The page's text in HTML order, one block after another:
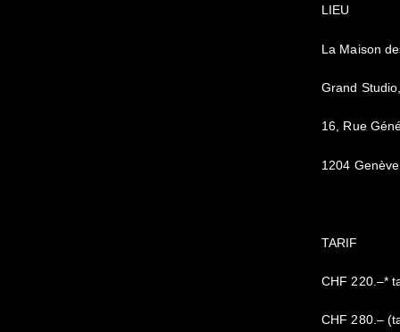
LIEU
La Maison
Grand
16, Rue
1204 Genève
TARIF
CHF 220.–*
CHF 280.–